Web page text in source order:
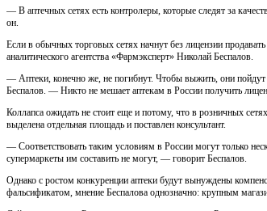
— В аптечных сетях есть контролеры, которые следят за
он.
Если в обычных торговых сетях начнут без лицензии
аналитического агентства «Фармэксперт» Николай Беспалов.
— Аптеки, конечно же, не погибнут. Чтобы выжить, они пойдут
Беспалов. — Никто не мешает аптекам в России получить
Коллапса ожидать не стоит еще и потому, что в розничных
выделена отдельная площадь и поставлен консультант.
— Соответствовать таким условиям в России могут только
супермаркеты им составить не могут, — говорит Беспалов.
Однако с ростом конкуренции аптеки будут вынуждены
фальсификатом, мнение Беспалова однозначно: крупным